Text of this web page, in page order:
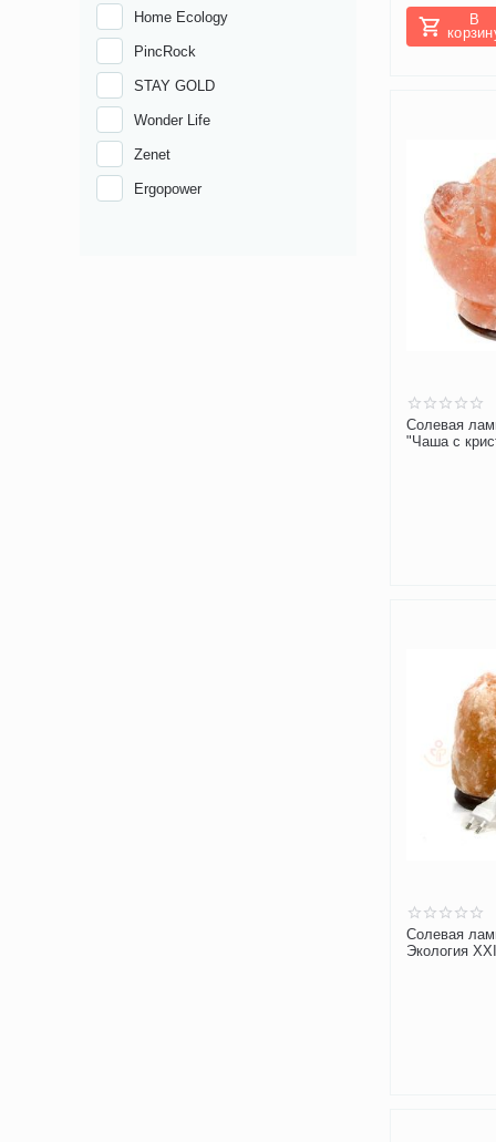
В
Солевая
"Чаша с
Солевая
Экология
Home Ecology
PincRock
STAY GOLD
Wonder Life
Zenet
Ergopower